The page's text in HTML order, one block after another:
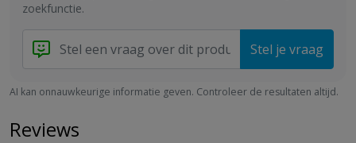
zoekfunctie.
Stel je vraag
AI kan onnauwkeurige informatie geven. Controleer de resultaten altijd.
Reviews